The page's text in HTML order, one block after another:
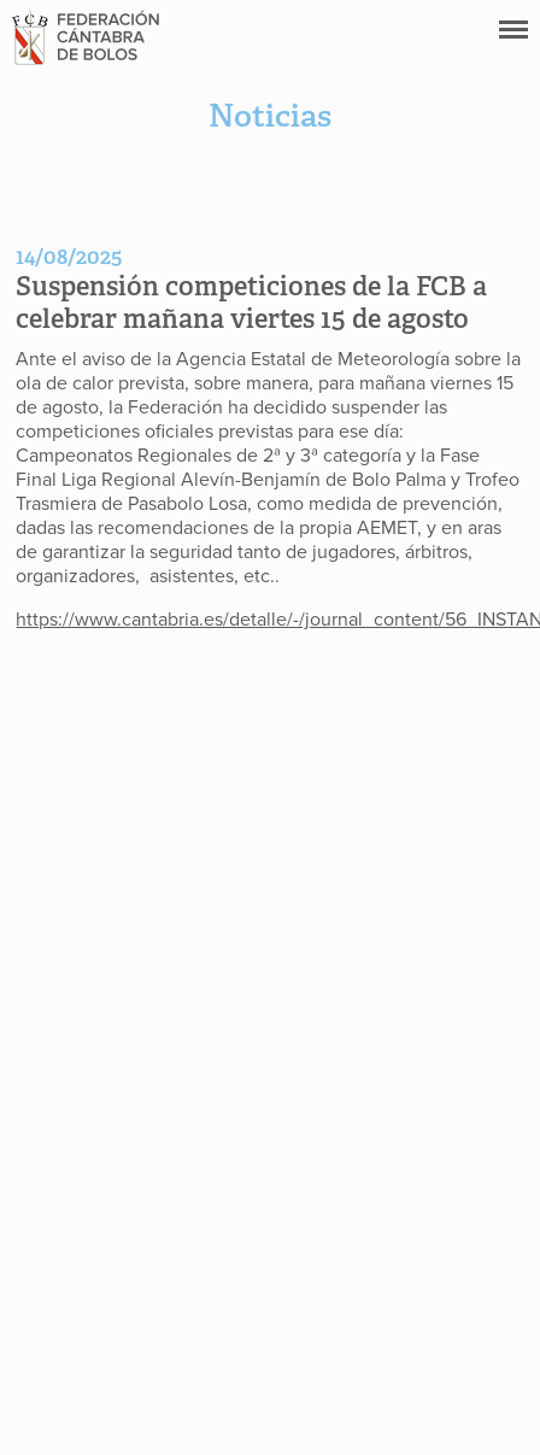
Noticias
14/08/2025
Suspensión competiciones de la FCB a
celebrar mañana viertes 15 de agosto
Ante el aviso de la Agencia Estatal de Meteorología sobre la
ola de calor prevista, sobre manera, para mañana viernes 15
de agosto, la Federación ha decidido suspender las
competiciones oficiales previstas para ese día:
Campeonatos Regionales de 2ª y 3ª categoría y la Fase
Final Liga Regional Alevín-Benjamín de Bolo Palma y Trofeo
Trasmiera de Pasabolo Losa, como medida de prevención,
dadas las recomendaciones de la propia AEMET, y en aras
de garantizar la seguridad tanto de jugadores, árbitros,
organizadores, asistentes, etc..
https://www.cantabria.es/detalle/-/journal_content/